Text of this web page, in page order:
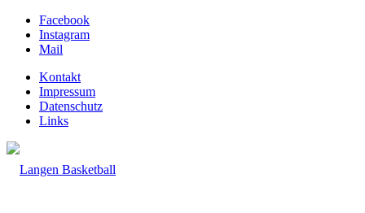
Facebook
Instagram
Mail
Kontakt
Impressum
Datenschutz
Links